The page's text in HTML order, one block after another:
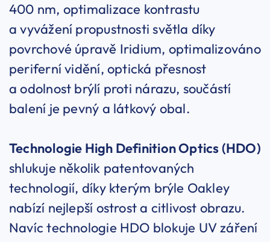
400 nm, optimalizace kontrastu
a vyvážení propustnosti světla díky
povrchové úpravě Iridium, optimalizováno
periferní vidění, optická přesnost
a odolnost brýlí proti nárazu, součástí
balení je pevný a látkový obal.
Technologie High Definition Optics (HDO)
shlukuje několik patentovaných
technologií, díky kterým brýle Oakley
nabízí nejlepší ostrost a citlivost obrazu.
Navíc technologie HDO blokuje UV záření